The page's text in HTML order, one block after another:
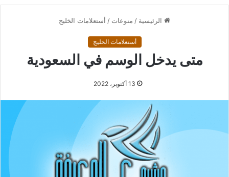
الرئيسية / منوعات / أستعلامات الخليج
أستعلامات الخليج
متى يدخل الوسم في السعودية
13 أكتوبر، 2022